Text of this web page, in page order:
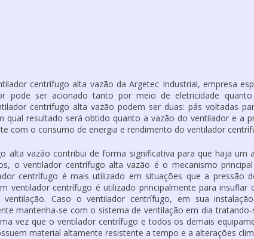
centrífugo alta vazão da Argetec Industrial, empresa
pode ser acionado tanto por meio de eletricidade
centrífugo alta vazão podem ser duas: pás voltadas
qual resultado será obtido quanto a vazão do ventilador e a
com o consumo de energia e rendimento do ventilador
alta vazão contribui de forma significativa para que haja um
o ventilador centrífugo alta vazão é o mecanismo
centrífugo é mais utilizado em situações que a
ventilador centrífugo é utilizado principalmente para insuflar
ventilação. Caso o ventilador centrífugo, em sua
mantenha-se com o sistema de ventilação em dia
vez que o ventilador centrífugo e todos os demais
material altamente resistente a tempo e a alterações